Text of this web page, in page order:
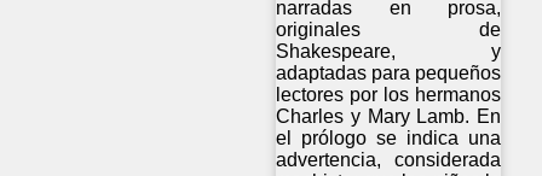
narradas en prosa,
originales de
Shakespeare, y
adaptadas para pequeños
lectores por los hermanos
Charles y Mary Lamb. En
el prólogo se indica una
advertencia, considerada